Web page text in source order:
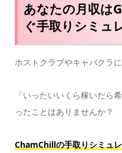
あなたの月収は
ぐ手取りシミュ
ホストクラブやキャバクラ
「いったいいくら稼いだら
ったことはありませんか？
ChamChillの手取りシミュ